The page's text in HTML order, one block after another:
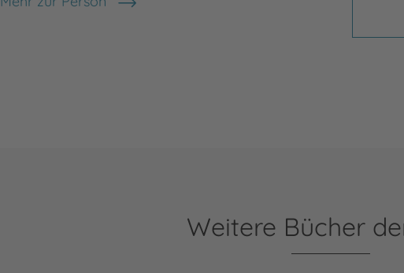
David McKee
Weitere Bücher